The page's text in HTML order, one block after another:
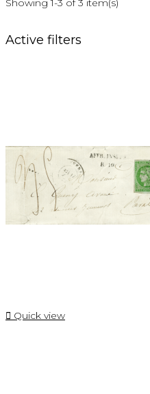
Showing 1-3 of 3 item(s)
Active filters
 Quick view